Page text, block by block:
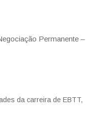
Permanente –
da carreira de EBTT,